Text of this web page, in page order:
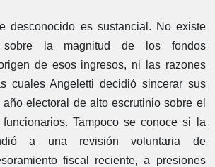
desconocido es sustancial. No existe
sobre la magnitud de los fondos
de esos ingresos, ni las razones
cuales Angeletti decidió sincerar sus
electoral de alto escrutinio sobre el
Tampoco se conoce si la
a una revisión voluntaria de
fiscal reciente, a presiones